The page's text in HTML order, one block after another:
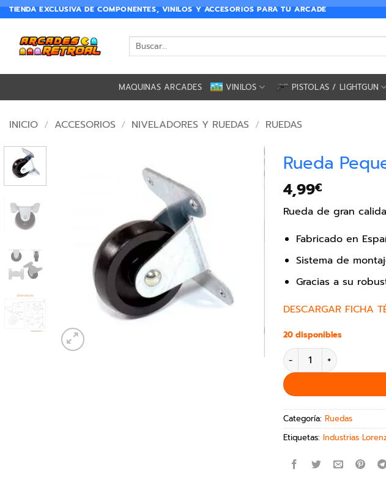
TIENDA EXCLUSIVA DE COMPONENTES, VINILOS Y ACCESORIOS PARA TU ARCADE
MAQUINAS ARCADES VINILOS PISTOLAS / LIGHTGUN
INICIO / ACCESORIOS / NIVELADORES Y RUEDAS / RUEDAS
Rueda
4,99€
Rueda de gran
Fabricado en
Sistema de
Gracias a su
DESCARGAR FICHA
20 disponibles
Categoría: Ruedas
Etiquetas: Industrias